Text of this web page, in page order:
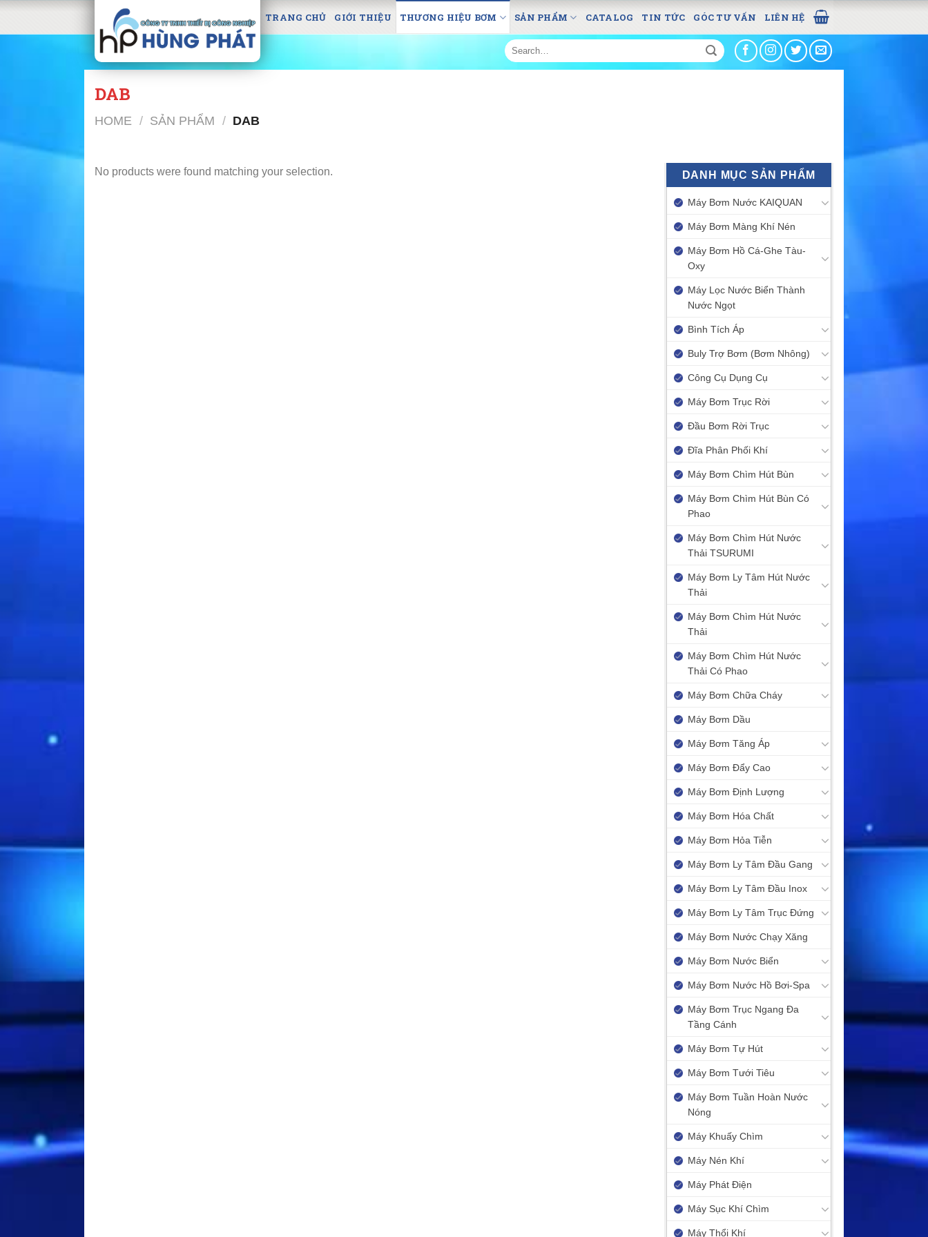
Skip
TRANG CHỦ GIỚI THIỆU THƯƠNG HIỆU BƠM SẢN PHẨM CATALOG TIN TỨC GÓC TƯ VẤN LIÊN HỆ
Search
for:
DAB
HOME / SẢN PHẨM / DAB
No products were found matching your selection. DANH MỤC SẢN PHẨM
Máy Bơm Nước KAIQUAN
Máy Bơm Màng Khí Nén
Máy Bơm Hồ Cá-Ghe Tàu-
Oxy
Máy Lọc Nước Biển Thành
Nước Ngọt
Bình Tích Áp
Buly Trợ Bơm (Bơm Nhông)
Công Cụ Dụng Cụ
Máy Bơm Trục Rời
Đầu Bơm Rời Trục
Đĩa Phân Phối Khí
Máy Bơm Chìm Hút Bùn
Máy Bơm Chìm Hút Bùn Có
Phao
Máy Bơm Chìm Hút Nước
Thải TSURUMI
Máy Bơm Ly Tâm Hút Nước
Thải
Máy Bơm Chìm Hút Nước
Thải
Máy Bơm Chìm Hút Nước
Thải Có Phao
Máy Bơm Chữa Cháy
Máy Bơm Dầu
Máy Bơm Tăng Áp
Máy Bơm Đẩy Cao
Máy Bơm Định Lượng
Máy Bơm Hóa Chất
Máy Bơm Hỏa Tiễn
Máy Bơm Ly Tâm Đầu Gang
Máy Bơm Ly Tâm Đầu Inox
Máy Bơm Ly Tâm Trục Đứng
Máy Bơm Nước Chạy Xăng
Máy Bơm Nước Biển
Máy Bơm Nước Hồ Bơi-Spa
Máy Bơm Trục Ngang Đa
Tầng Cánh
Máy Bơm Tự Hút
Máy Bơm Tưới Tiêu
Máy Bơm Tuần Hoàn Nước
Nóng
Máy Khuấy Chìm
Máy Nén Khí
Máy Phát Điện
Máy Sục Khí Chìm
Máy Thổi Khí